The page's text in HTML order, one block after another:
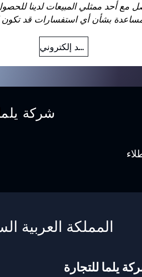
مع أحد ممثلي المبيعات لدينا
بريد إلكتروني
شركة
المملكة العربية
يلما للتجارة